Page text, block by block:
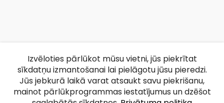
Izvēloties pārlūkot mūsu vietni, jūs piekrītat
sīkdatņu izmantošanai lai pielāgotu jūsu pieredzi.
Jūs jebkurā laikā varat atsaukt savu piekrišanu,
mainot pārlūkprogrammas iestatījumus un dzēšot